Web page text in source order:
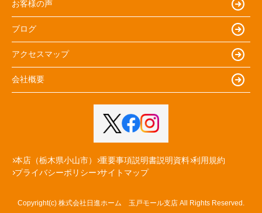
お客様の声
ブログ
アクセスマップ
会社概要
本店（栃木県小山市） 重要事項説明書説明資料 利用規約
プライバシーポリシー サイトマップ
Copyright(c) 株式会社日進ホーム 玉戸モール支店 All Rights Reserved.